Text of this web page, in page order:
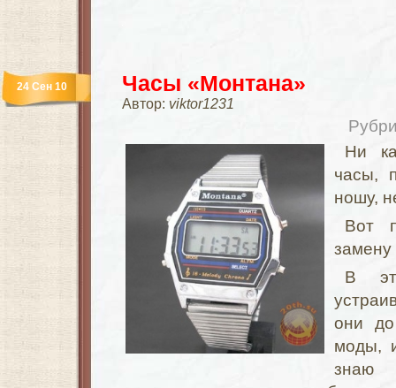
Часы «Монтана»
Автор: viktor1231
24 Сен 10
Ни
часы,
ношу,
Вот
замену
В
они
моды,
знаю